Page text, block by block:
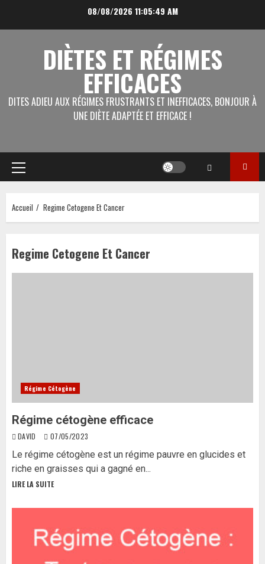
08/08/2026 11:05:49 AM
DIÈTES ET RÉGIMES
EFFICACES
DITES ADIEU AUX RÉGIMES FRUSTRANTS ET INEFFICACES, BONJOUR À
UNE DIÈTE ADAPTÉE ET EFFICACE !
Menu
principal
Accueil Regime Cetogene Et Cancer
Regime Cetogene Et Cancer
Régime Cétogène
Régime cétogène efficace
DAVID 07/05/2023
Le régime cétogène est un régime pauvre en glucides et
riche en graisses qui a gagné en...
LIRE LA SUITE